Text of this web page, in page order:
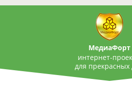
МедиаФорт
интернет-
для прекрасных